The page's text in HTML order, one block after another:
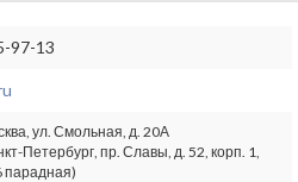
97-13
ул. Смольная, д. 20А
Петербург, пр. Славы, д. 52, корп. 1,
парадная)